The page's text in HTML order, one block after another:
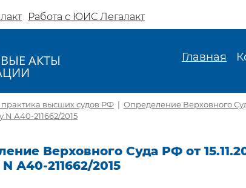
Работа с ЮИС Легалакт
АКТЫ Главная
высших судов РФ | Определение Верховного
N А40-211662/2015
Верховного Суда РФ от
А40-211662/2015